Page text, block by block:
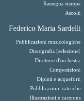
Rassegna stampa
Ascolti
Federico Maria Sardelli
Pubblicazioni musicologiche
Discografia [selezione]
Direttore d'orchestra
Composizioni
Dipinti e acqueforti
Pubblicazioni satiriche
Illustrazioni e cartoons